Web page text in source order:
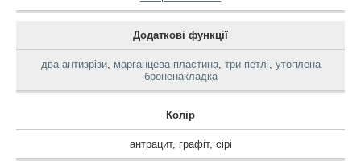
Додаткові функції
два антизрізи, марганцева пластина, три петлі утоплена
броненакладка
Колір
антрацит, графіт, сірі